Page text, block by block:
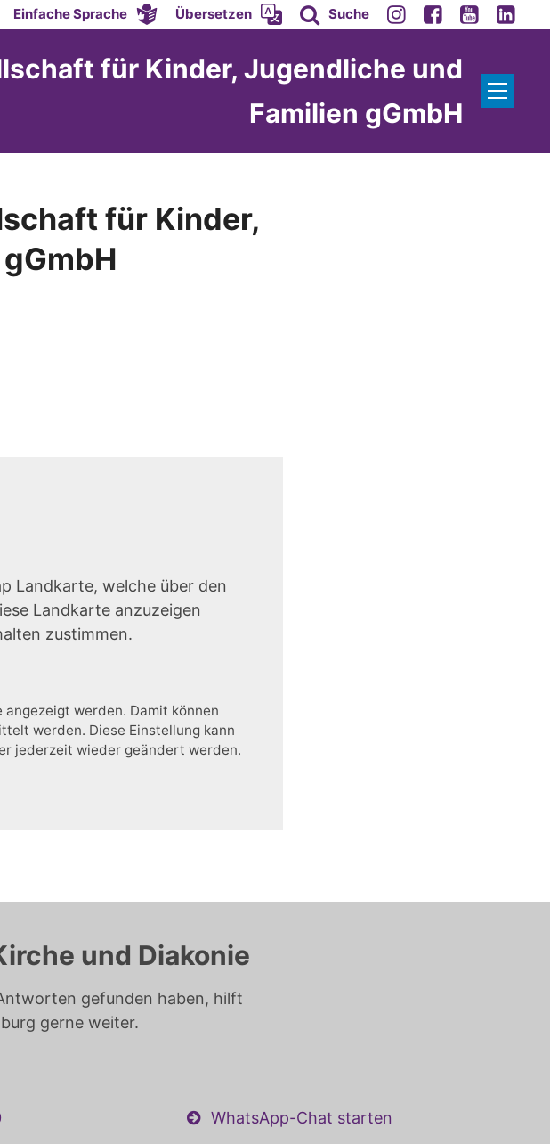
Einfache Sprache Übersetzen Suche
für Kinder, Jugendliche und
Familien gGmbH
für Kinder,
Landkarte, welche über den
Landkarte anzuzeigen
zustimmen.
werden. Damit können
werden. Diese Einstellung kann
jederzeit wieder geändert werden.
und Diakonie
gefunden haben, hilft
gerne weiter.
WhatsApp-Chat starten